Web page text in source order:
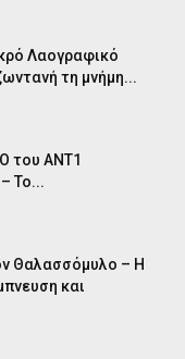
Λαογραφικό
τη μνήμη...
του ANT1
Το...
Θαλασσόμυλο – Η
και